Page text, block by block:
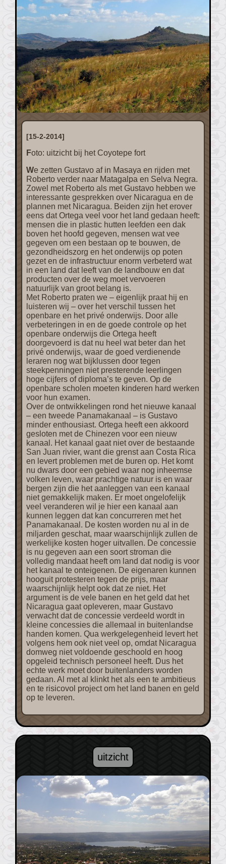
[15-2-2014]
Foto: uitzicht bij het Coyotepe fort
We zetten Gustavo af in Masaya en rijden met
Roberto verder naar Matagalpa en Selva Negra.
Zowel met Roberto als met Gustavo hebben we
interessante gesprekken over Nicaragua en de
plannen met Nicaragua. Beiden zijn het erover
eens dat Ortega veel voor het land gedaan heeft:
mensen die in plastic hutten leefden een dak
boven het hoofd gegeven, mensen wat vee
gegeven om een bestaan op te bouwen, de
gezondheidszorg en het onderwijs op poten
gezet en de infrastructuur enorm verbeterd wat
in een land dat leeft van de landbouw en dat
producten over de weg moet vervoeren
natuurlijk van groot belang is.
Met Roberto praten we – eigenlijk praat hij en
luisteren wij – over het verschil tussen het
openbare en het privé onderwijs. Door alle
verbeteringen in en de goede controle op het
openbare onderwijs die Ortega heeft
doorgevoerd is dat nu heel wat beter dan het
privé onderwijs, waar de goed verdienende
leraren nog wat bijklussen door tegen
steekpenningen niet presterende leerlingen
hoge cijfers of diploma’s te geven. Op de
openbare scholen moeten kinderen hard werken
voor hun examen.
Over de ontwikkelingen rond het nieuwe kanaal
– een tweede Panamakanaal – is Gustavo
minder enthousiast. Ortega heeft een akkoord
gesloten met de Chinezen voor een nieuw
kanaal. Het kanaal gaat niet over de bestaande
San Juan rivier, want die grenst aan Costa Rica
en levert problemen met de buren op. Het komt
nu dwars door een gebied waar nog inheemse
volken leven, waar prachtige natuur is en waar
bergen zijn die het aanleggen van een kanaal
niet gemakkelijk maken. Er moet ongelofelijk
veel veranderen wil je hier een kanaal aan
kunnen leggen dat kan concurreren met het
Panamakanaal. De kosten worden nu al in de
miljarden geschat, maar waarschijnlijk zullen de
werkelijke kosten hoger uitvallen. De concessie
is nu gegeven aan een soort stroman die
volledig mandaat heeft om land dat nodig is voor
het kanaal te onteigenen. De eigenaren kunnen
hooguit protesteren tegen de prijs, maar
waarschijnlijk helpt ook dat ze niet. Het
argument is de vele banen en het geld dat het
Nicaragua gaat opleveren, maar Gustavo
verwacht dat de concessie verdeeld wordt in
kleine concessies die allemaal in buitenlandse
handen komen. Qua werkgelegenheid levert het
volgens hem ook niet veel op, omdat Nicaragua
domweg niet voldoende geschoold en hoog
opgeleid technisch personeel heeft. Dus het
echte werk moet door buitenlanders worden
gedaan. Al met al klinkt het als een te ambitieus
en te risicovol project om het land banen en geld
op te leveren.
uitzicht